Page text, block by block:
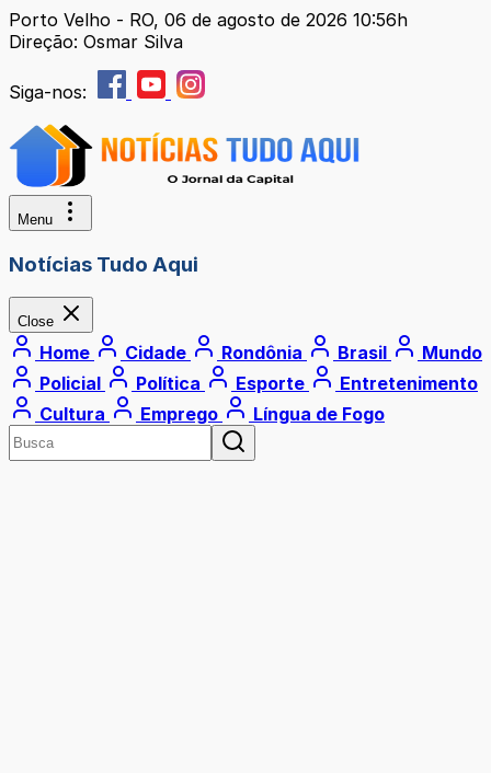
Porto Velho - RO, 06 de agosto de 2026 10:56h
Direção: Osmar Silva
Siga-nos:
Menu
Notícias Tudo Aqui
Close
Home Cidade Rondônia Brasil
Mundo
Policial
Política Esporte
Entretenimento
Cultura
Emprego Língua de Fogo